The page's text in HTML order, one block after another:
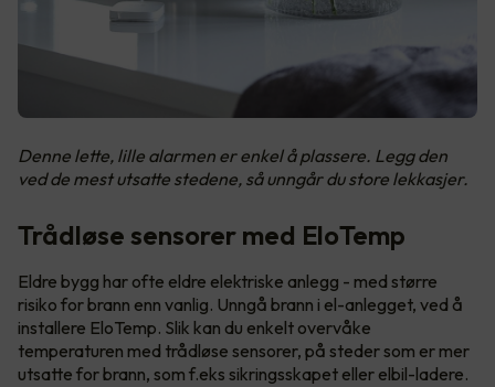
Denne lette, lille alarmen er enkel å plassere. Legg den
ved de mest utsatte stedene, så unngår du store lekkasjer.
Trådløse sensorer med EloTemp
Eldre bygg har ofte eldre elektriske anlegg - med større
risiko for brann enn vanlig. Unngå brann i el-anlegget, ved å
installere EloTemp. Slik kan du enkelt overvåke
temperaturen med trådløse sensorer, på steder som er mer
utsatte for brann, som f.eks sikringsskapet eller elbil-ladere.